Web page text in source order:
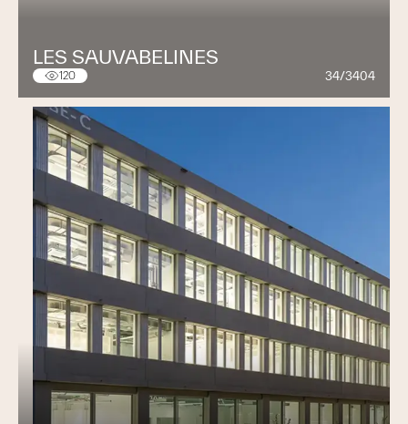
LES SAUVABELINES
120 34/3404